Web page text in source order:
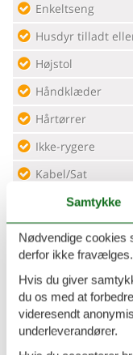
Enkeltseng
Husdyr tilladt
Højstol
Håndklæder
Hårtørrer
Ikke-rygere
Kabel/Sat
Kaffemaskine
Køleskab
Mikroovn
Mulighed for
Opvarmet
Opvaskemaskine
Samtykke
Nødvendige cookies
derfor ikke fravælges.
Hvis du giver
du os med at
videresendt
underleverandører.